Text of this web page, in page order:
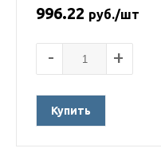
996.22 руб./шт
- +
Купить